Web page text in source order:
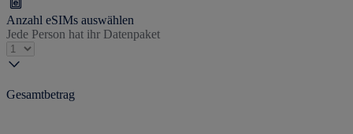
Anzahl eSIMs auswählen
Jede Person hat ihr Datenpaket
Gesamtbetrag